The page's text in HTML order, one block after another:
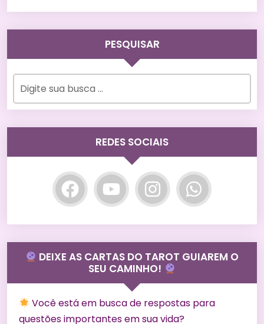
PESQUISAR
REDES SOCIAIS
DEIXE AS CARTAS DO TAROT GUIAREM O
SEU CAMINHO!
Você está em busca de respostas para
questões importantes em sua vida?